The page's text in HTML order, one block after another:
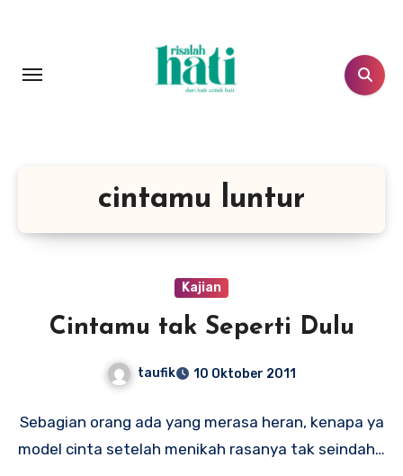
cintamu luntur
Kajian
Cintamu tak Seperti Dulu
taufik 10 Oktober 2011
Sebagian orang ada yang merasa heran, kenapa ya
model cinta setelah menikah rasanya tak seindah…